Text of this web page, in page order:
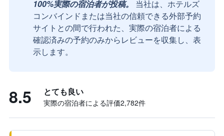
100%実際の宿泊者が投稿。
当社は、ホテルズ
コンバインドまたは当社の信頼できる外部予約
サイトとの間で行われた、実際の宿泊者による
確認済みの予約のみからレビューを収集し、表
示します。
8.5 とても良い
実際の宿泊者による評価2,782​件